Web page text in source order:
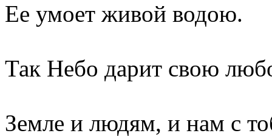
Ее умоет живой водою.
Так Небо дарит свою
Земле и людям, и нам с